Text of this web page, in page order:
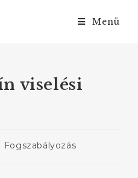
Menü
viselési
Fogszabályozás